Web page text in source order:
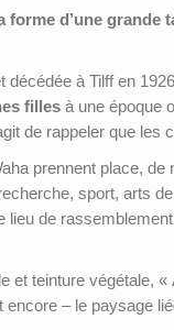
forme d’une
décédée à Tilff en
filles à une époque
de rappeler que les
prennent place, de
sport, arts
lieu de
et teinture végétale,
encore – le paysage